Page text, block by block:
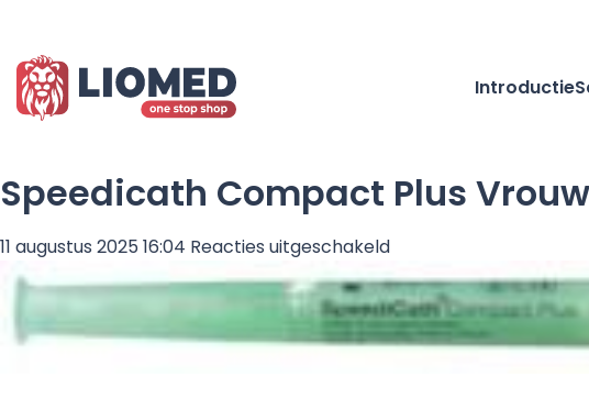
Introductie
Speedicath Compact Plus
11 augustus 2025 16:04 Reacties uitgeschakeldvoor
Speedicath
Compact
Plus
Vrouw